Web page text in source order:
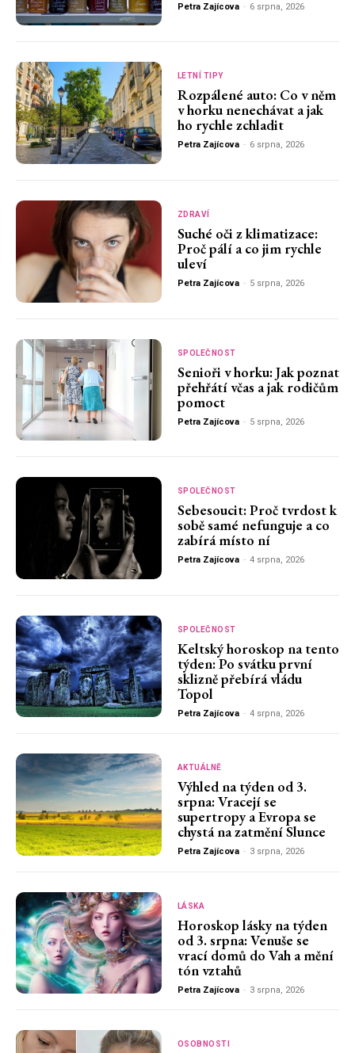
Petra Zajícova - 6 srpna, 2026
LETNÍ TIPY
Rozpálené auto: Co v něm
v horku nenechávat a jak
ho rychle zchladit
Petra Zajícova - 6 srpna, 2026
ZDRAVÍ
Suché oči z klimatizace:
Proč pálí a co jim rychle
uleví
Petra Zajícova - 5 srpna, 2026
SPOLEČNOST
Senioři v horku: Jak poznat
přehřátí včas a jak rodičům
pomoct
Petra Zajícova - 5 srpna, 2026
SPOLEČNOST
Sebesoucit: Proč tvrdost k
sobě samé nefunguje a co
zabírá místo ní
Petra Zajícova - 4 srpna, 2026
SPOLEČNOST
Keltský horoskop na tento
týden: Po svátku první
sklizně přebírá vládu
Topol
Petra Zajícova - 4 srpna, 2026
AKTUÁLNĚ
Výhled na týden od 3.
srpna: Vracejí se
supertropy a Evropa se
chystá na zatmění Slunce
Petra Zajícova - 3 srpna, 2026
LÁSKA
Horoskop lásky na týden
od 3. srpna: Venuše se
vrací domů do Vah a mění
tón vztahů
Petra Zajícova - 3 srpna, 2026
OSOBNOSTI